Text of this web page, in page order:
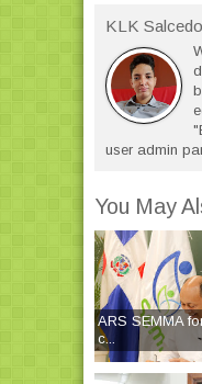
KLK
user admin
You May
ARS SEMMA
c...